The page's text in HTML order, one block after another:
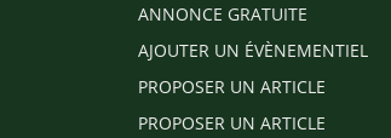
ANNONCE GRATUITE
AJOUTER UN ÉVÈNEMENTIEL
PROPOSER UN ARTICLE
PROPOSER UN ARTICLE